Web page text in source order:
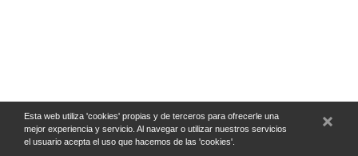
Esta web utiliza 'cookies' propias y de terceros para ofrecerle una
mejor experiencia y servicio. Al navegar o utilizar nuestros servicios
el usuario acepta el uso que hacemos de las 'cookies'.